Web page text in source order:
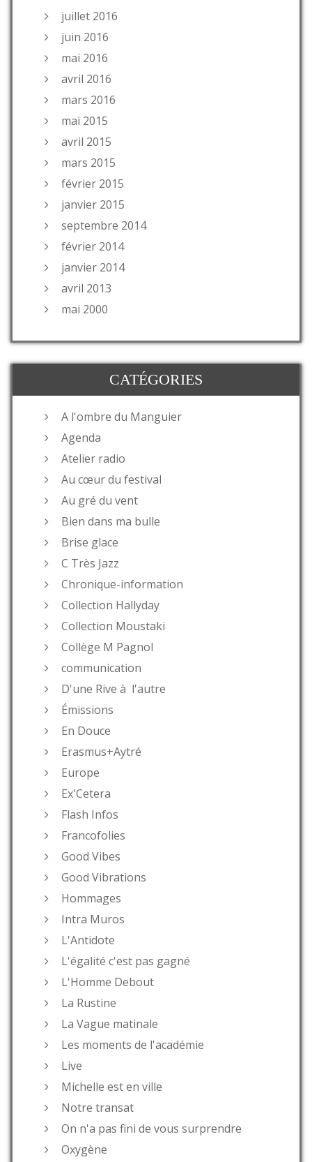
juillet 2016
juin 2016
mai 2016
avril 2016
mars 2016
mai 2015
avril 2015
mars 2015
février 2015
janvier 2015
septembre 2014
février 2014
janvier 2014
avril 2013
mai 2000
CATÉGORIES
A l'ombre du Manguier
Agenda
Atelier radio
Au cœur du festival
Au gré du vent
Bien dans ma bulle
Brise glace
C Très Jazz
Chronique-information
Collection Hallyday
Collection Moustaki
Collège M Pagnol
communication
D'une Rive à l'autre
Émissions
En Douce
Erasmus+Aytré
Europe
Ex'Cetera
Flash Infos
Francofolies
Good Vibes
Good Vibrations
Hommages
Intra Muros
L'Antidote
L'égalité c'est pas gagné
L'Homme Debout
La Rustine
La Vague matinale
Les moments de l'académie
Live
Michelle est en ville
Notre transat
On n'a pas fini de vous surprendre
Oxygène